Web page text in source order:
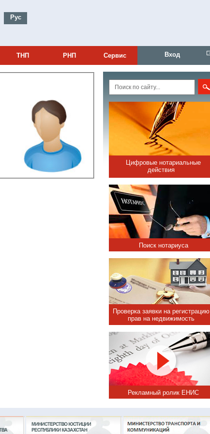
Рус
ТНП РНП Сервис Вход
Цифровые нотариальные
действия
Поиск нотариуса
Проверка заявки на регистрацию
прав на недвижимость
Рекламный ролик ЕНИС